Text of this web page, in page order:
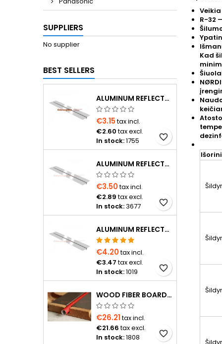
SUPPLIERS
No supplier
BEST SELLERS
ALUMINUM REFLECTOR 1000×180×0.4 MM FOR Ø16 PIPE
€3.15tax incl.
€2.60 tax excl.
In stock:1755 favorite_border
ALUMINUM REFLECTOR 1150×120×0.4 MM FOR Ø16 PIPE
€3.50tax incl.
€2.89 tax excl.
In stock:3677 favorite_border
ALUMINUM REFLECTOR D20 PIPE
€4.20tax incl.
€3.47 tax excl.
In stock:1019 favorite_border
WOOD FIBER BOARD D16 FOR PIPE WITH 15 CM SPACING, 1200×600×24 MM WITH ALUMINUM REFLECTOR
€26.21tax incl.
€21.66 tax excl.
In stock:1808 favorite_border
R-32
Kad